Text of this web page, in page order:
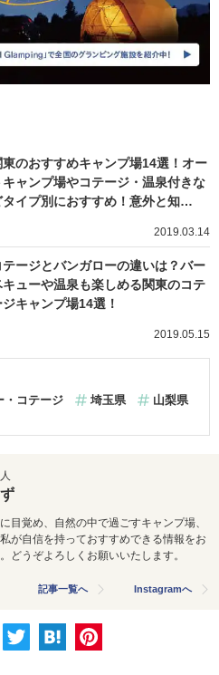
東のおすすめキャンプ場14選！オー
キャンプ場やコテージ・温泉付きな
タイプ別におすすめ！意外と知…
2019.03.14
テージとバンガローの違いは？バー
キューや温泉も楽しめる関東のコテ
ジキャンプ場14選！
2019.05.15
・コテージ 埼玉県
山梨県
目覚め、自然の中で過ごすキャンプ場、
が自信を持っておすすめできる情報をお
どうぞよろしくお願いいたします。
記事一覧へ Instagramへ